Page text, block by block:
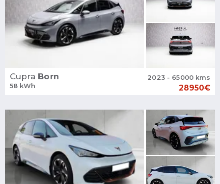
Cupra Born
58 kWh
2023 - 65000 kms
28950€